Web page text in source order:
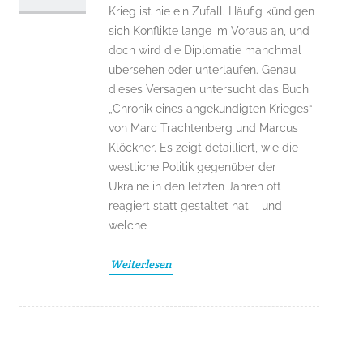
Krieg ist nie ein Zufall. Häufig kündigen
sich Konflikte lange im Voraus an, und
doch wird die Diplomatie manchmal
übersehen oder unterlaufen. Genau
dieses Versagen untersucht das Buch
„Chronik eines angekündigten Krieges“
von Marc Trachtenberg und Marcus
Klöckner. Es zeigt detailliert, wie die
westliche Politik gegenüber der
Ukraine in den letzten Jahren oft
reagiert statt gestaltet hat – und
welche
Weiterlesen